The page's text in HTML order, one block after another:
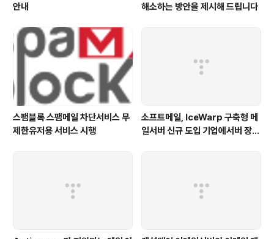
안내
해소하는 방안을 제시해 드립니다
스팸블록 스팸메일 차단서비스 무
제한유저용 서비스 시행
소프트메일, IceWarp 구축형 메
일서버 신규 도입 기업에서버 장비